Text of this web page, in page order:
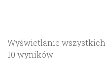
Wyświetlanie wszystkich
10 wyników